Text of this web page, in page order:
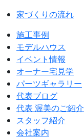
家づくりの流れ
施工事例
モデルハウス
イベント情報
オーナー宅見学
パーツギャラリー
代表ブログ
代表 渥美のご紹介
スタッフ紹介
会社案内